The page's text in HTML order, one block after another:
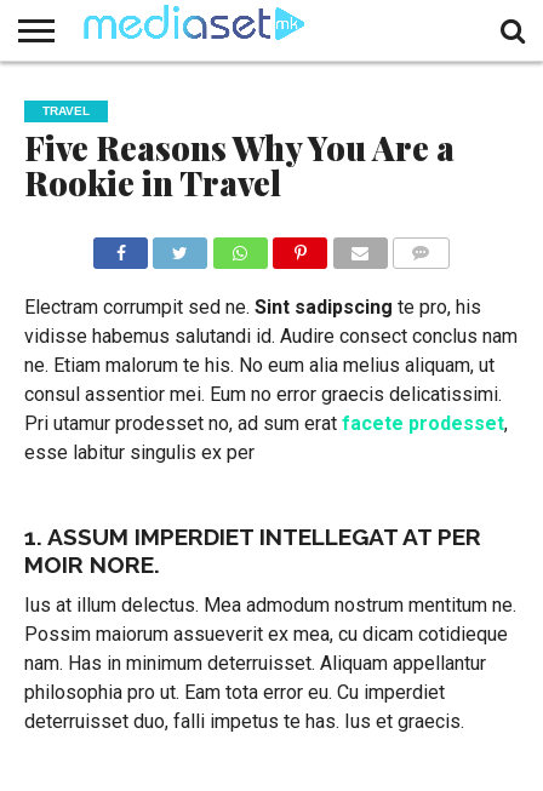
НАС
КОНТАКТ
МАРКЕТИНГ
ПОЧЕТНА
TRAVEL
Five Reasons Why You Are a
Rookie in Travel
Electram corrumpit sed ne. Sint sadipscing te pro, his
vidisse habemus salutandi id. Audire consect conclus nam
ne. Etiam malorum te his. No eum alia melius aliquam, ut
consul assentior mei. Eum no error graecis delicatissimi.
Pri utamur prodesset no, ad sum erat facete prodesset,
esse labitur singulis ex per
1. ASSUM IMPERDIET INTELLEGAT AT PER
MOIR NORE.
Ius at illum delectus. Mea admodum nostrum mentitum ne.
Possim maiorum assueverit ex mea, cu dicam cotidieque
nam. Has in minimum deterruisset. Aliquam appellantur
philosophia pro ut. Eam tota error eu. Cu imperdiet
deterruisset duo, falli impetus te has. Ius et graecis.